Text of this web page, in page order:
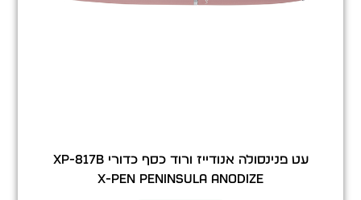
עט פנינסולה אנודייז ורוד כסף כדורי XP-817b
X-Pen Peninsula Anodize